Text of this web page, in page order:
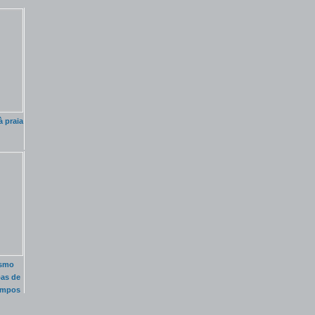
praia
de